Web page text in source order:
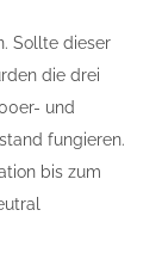
Sollte dieser
die drei
und
fungieren.
bis zum